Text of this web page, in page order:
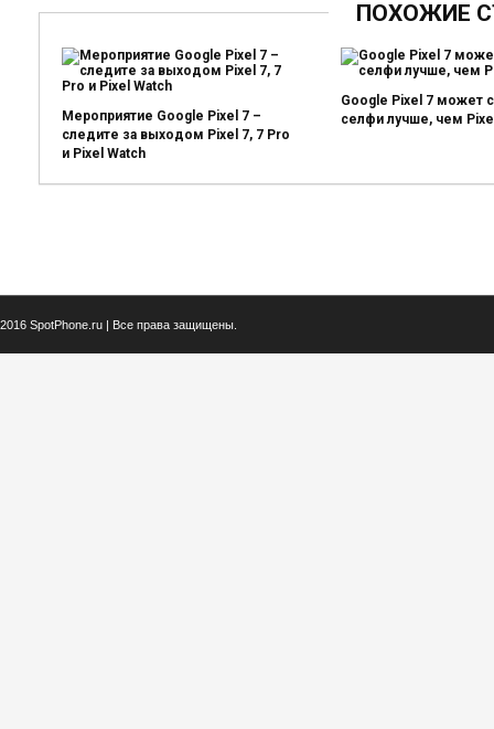
ПОХОЖИЕ
Мероприятие Google Pixel 7 –
следите за выходом Pixel 7, 7 Pro
и Pixel Watch
Google Pixel 7 может
селфи лучше, чем
2016 SpotPhone.ru | Все права защищены.